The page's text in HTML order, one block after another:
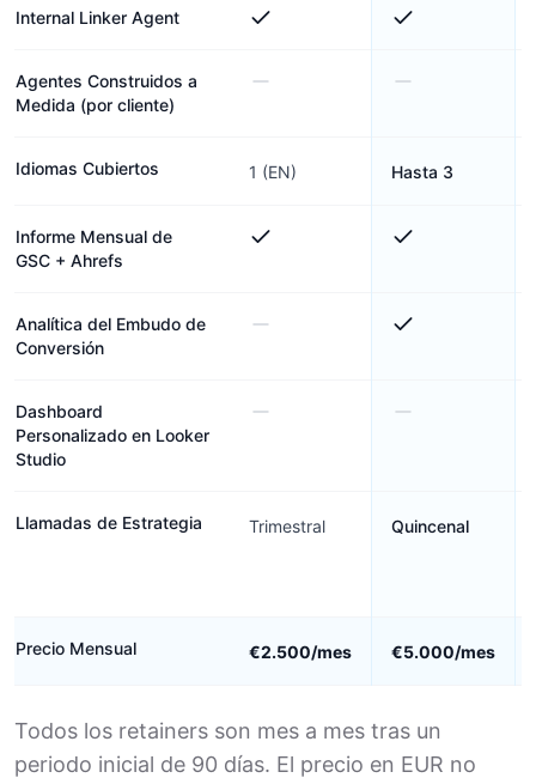
Internal Linker Agent
Agentes Construidos a
Medida (por cliente)
Idiomas Cubiertos 1 (EN) Hasta 3
Informe Mensual de
GSC + Ahrefs
Analítica del Embudo de
Conversión
Dashboard
Personalizado en Looker
Studio
Llamadas de Estrategia Trimestral Quincenal
Precio Mensual €2.500/mes €5.000/mes
Todos los retainers son mes a mes tras un
periodo inicial de 90 días. El precio en EUR no